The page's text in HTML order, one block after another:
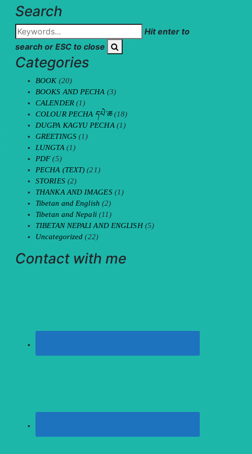
Search
Hit enter to
search or ESC to close
Categories
BOOK(20)
BOOKS AND PECHA (3)
CALENDER(1)
COLOUR PECHA དཔེ་ཆ(18)
DUGPA KAGYU PECHA (1)
GREETINGS(1)
LUNGTA (1)
PDF(5)
PECHA (TEXT) (21)
STORIES(2)
THANKA AND IMAGES(1)
Tibetan and English (2)
Tibetan and Nepali(11)
TIBETAN NEPALI AND ENGLISH(5)
Uncategorized (22)
Contact with me